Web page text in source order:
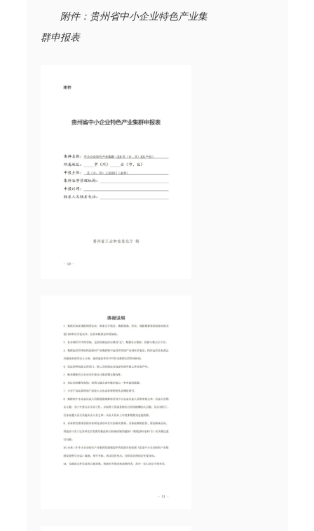
附件：贵州省中小企业特色产业集
群申报表